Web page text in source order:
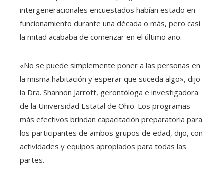
intergeneracionales encuestados habían estado en
funcionamiento durante una década o más, pero casi
la mitad acababa de comenzar en el último año.
«No se puede simplemente poner a las personas en
la misma habitación y esperar que suceda algo», dijo
la Dra. Shannon Jarrott, gerontóloga e investigadora
de la Universidad Estatal de Ohio. Los programas
más efectivos brindan capacitación preparatoria para
los participantes de ambos grupos de edad, dijo, con
actividades y equipos apropiados para todas las
partes.